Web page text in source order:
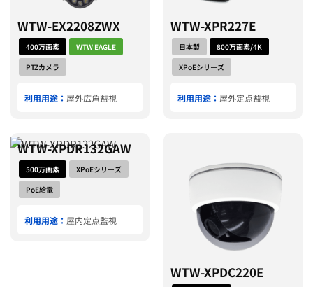
WTW-EX2208ZWX
400万画素
WTW EAGLE
PTZカメラ
利用用途： 屋外広角監視
WTW-XPR227E
日本製
800万画素/4K
XPoEシリーズ
利用用途： 屋外定点監視
WTW-XPDR132GAW
500万画素
XPoEシリーズ
PoE給電
利用用途： 屋内定点監視
WTW-XPDC220E